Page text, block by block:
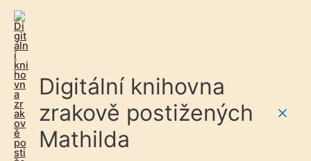
Digitální knihovna
zrakově postižených
Mathilda